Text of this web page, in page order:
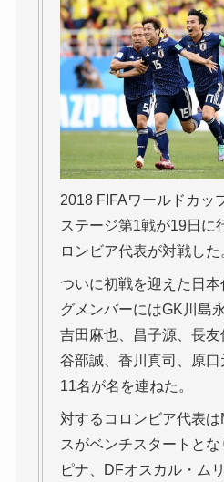
2018 FIFAワールドカッ
ステージ第1戦が19日に
ロンビア代表が対戦した
ついに初戦を迎えた日
グメンバーにはGK川島
吉田麻也、昌子源、長
谷部誠、香川真司、原
11名が名を連ねた。
対するコロンビア代表
スがベンチスタートと
ピナ、DFオスカル・ム